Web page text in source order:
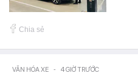
Chia sẻ
VĂN HÓA XE - 4 GIỜ TRƯỚC